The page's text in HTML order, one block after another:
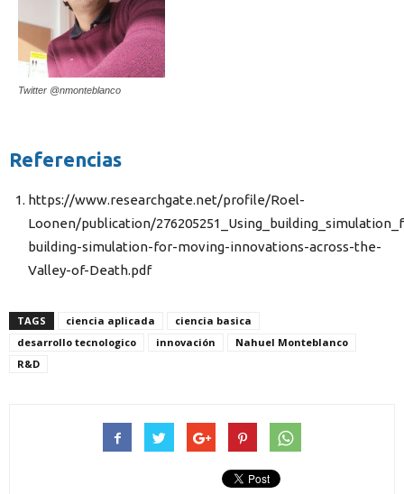
Twitter @nmonteblanco
Referencias
https://www.researchgate.net/profile/Roel-
Loonen/publication/
building-simulation-for-moving-innovations-across-the-
Valley-of-Death.pdf
TAGS ciencia aplicada
ciencia basica
desarrollo tecnologico
innovación
Nahuel Monteblanco
R&D